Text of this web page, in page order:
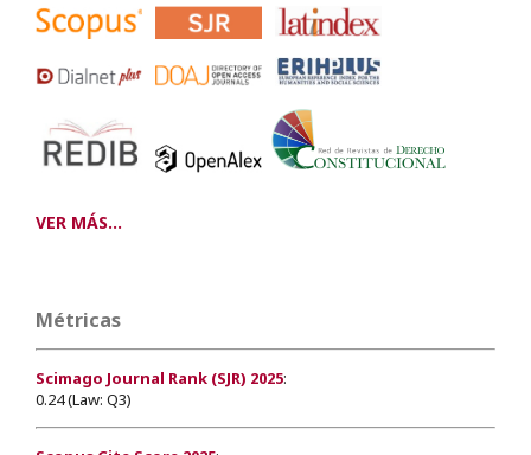
VER MÁS...
Métricas
Scimago Journal Rank (SJR) 2025:
0.24 (Law: Q3)